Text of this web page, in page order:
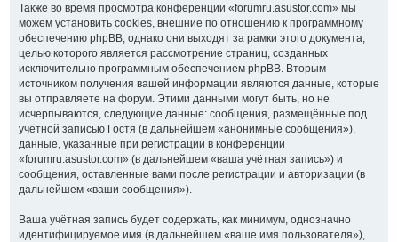
Также во время просмотра конференции «forumru.asustor.com» мы
можем установить cookies, внешние по отношению к программному
обеспечению phpBB, однако они выходят за рамки этого документа,
целью которого является рассмотрение страниц, созданных
исключительно программным обеспечением phpBB. Вторым
источником получения вашей информации являются данные, которые
вы отправляете на форум. Этими данными могут быть, но не
исчерпываются, следующие данные: сообщения, размещённые под
учётной записью Гостя (в дальнейшем «анонимные сообщения»),
данные, указанные при регистрации в конференции
«forumru.asustor.com» (в дальнейшем «ваша учётная запись») и
сообщения, оставленные вами после регистрации и авторизации (в
дальнейшем «ваши сообщения»).
Ваша учётная запись будет содержать, как минимум, однозначно
идентифицируемое имя (в дальнейшем «ваше имя пользователя»),